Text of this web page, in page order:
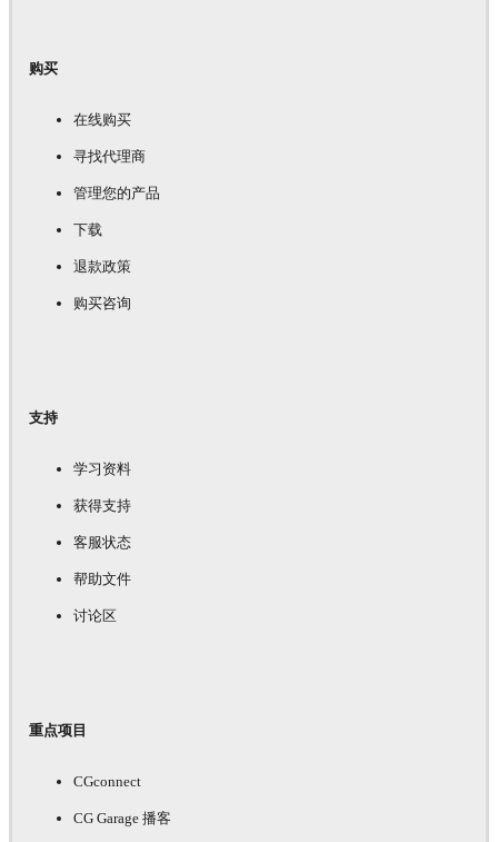
购买
在线购买
寻找代理商
管理您的产品
下载
退款政策
购买咨询
支持
学习资料
获得支持
客服状态
帮助文件
讨论区
重点项目
CGconnect
CG Garage 播客